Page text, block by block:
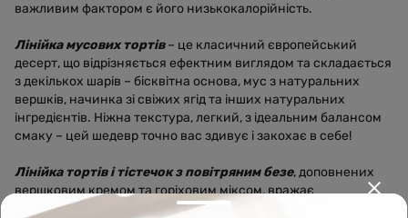
важливим фактором є його низькокалорійність.
Лінійка мусових тортів– це класичний європейський
десерт, що відрізняється ефектним виглядом та складається
з декількох шарів – бісквітна основа, мус з натуральних
вершків, начинка зі свіжих ягід та інших натуральних
інгредієнтів. Ніжна текстура, легкий, з ідеальним балансом
смаку – цей шедевр точно вас здивує і закохає в себе!
Лінійка тортів і тістечок з повітряним безе, доповнених
вершковим кремом та горіховим міксом, вражає
поєднанням смаків. Це маленька розкіш у будні і головна